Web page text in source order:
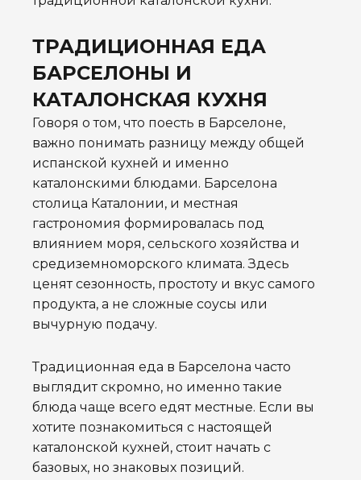
ТРАДИЦИОННАЯ ЕДА
БАРСЕЛОНЫ И
КАТАЛОНСКАЯ КУХНЯ
Говоря о том, что поесть в Барселоне,
важно понимать разницу между общей
испанской кухней и именно
каталонскими блюдами. Барселона
столица Каталонии, и местная
гастрономия формировалась под
влиянием моря, сельского хозяйства и
средиземноморского климата. Здесь
ценят сезонность, простоту и вкус самого
продукта, а не сложные соусы или
вычурную подачу.
Традиционная еда в Барселона часто
выглядит скромно, но именно такие
блюда чаще всего едят местные. Если вы
хотите познакомиться с настоящей
каталонской кухней, стоит начать с
базовых, но знаковых позиций.